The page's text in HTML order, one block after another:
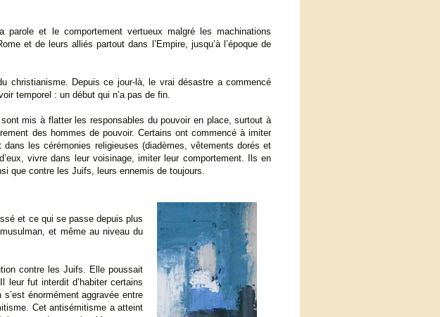
et le comportement vertueux malgré les machinations
et de leurs alliés partout dans l’Empire, jusqu’à l’époque de
christianisme. Depuis ce jour-là, le vrai désastre a commencé
temporel : un début qui n’a pas de fin.
mis à flatter les responsables du pouvoir en place, surtout à
des hommes de pouvoir. Certains ont commencé à imiter
dans les cérémonies religieuses (diadèmes, vêtements dorés et
vivre dans leur voisinage, imiter leur comportement. Ils en
que contre les Juifs, leurs ennemis de toujours.
et ce qui se passe depuis plus
et même au niveau du
contre les Juifs. Elle poussait
leur fut interdit d’habiter certains
énormément aggravée entre
Cet antisémitisme a atteint